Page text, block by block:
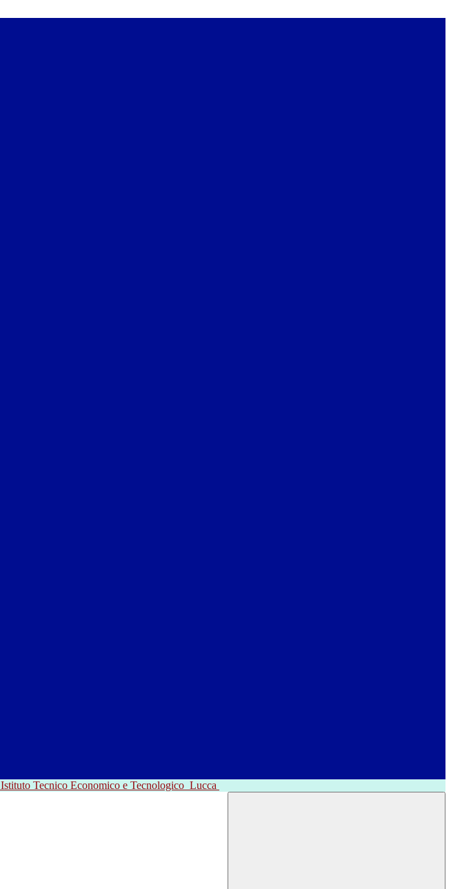
Istituto Tecnico Economico e Tecnologico Lucca